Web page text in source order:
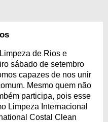
de Rios e
sábado de setembro
capazes de nos unir
Mesmo quem não
participa, pois esse
Limpeza Internacional
Costal Clean